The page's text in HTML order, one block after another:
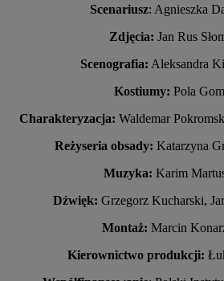
Scenariusz: Agnieszka
Zdjęcia: Jan Rus
Scenografia: Aleksandra
Kostiumy: Pola
Charakteryzacja: Waldemar
Reżyseria obsady: Katarzyna
Muzyka: Karim
Dźwięk: Grzegorz Kucharski,
Montaż: Marcin
Kierownictwo produkcji: